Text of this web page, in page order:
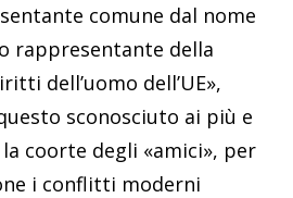
comune dal nome
rappresentante della
dell’uomo dell’UE»,
sconosciuto ai più e
coorte degli «amici», per
i conflitti moderni